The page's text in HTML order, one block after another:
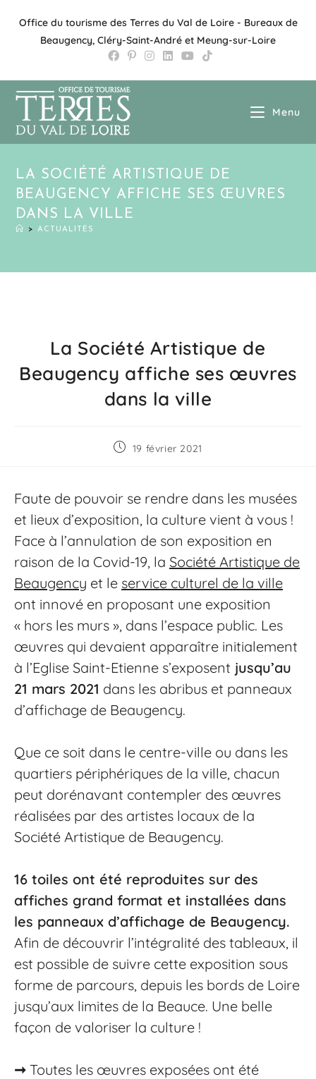
Office du tourisme des Terres du Val de Loire - Bureaux de
Beaugency, Cléry-Saint-André et Meung-sur-Loire
Menu
LA SOCIÉTÉ ARTISTIQUE DE
BEAUGENCY AFFICHE SES ŒUVRES
DANS LA VILLE
> ACTUALITÉS
La Société Artistique de
Beaugency affiche ses œuvres
dans la ville
19 février 2021
Faute de pouvoir se rendre dans les musées
et lieux d’exposition, la culture vient à vous !
Face à l’annulation de son exposition en
raison de la Covid-19, la Société Artistique de
Beaugency et le service culturel de la ville
ont innové en proposant une exposition
« hors les murs », dans l’espace public. Les
œuvres qui devaient apparaître initialement
à l’Eglise Saint-Etienne s’exposent jusqu’au
21 mars 2021 dans les abribus et panneaux
d’affichage de Beaugency.
Que ce soit dans le centre-ville ou dans les
quartiers périphériques de la ville, chacun
peut dorénavant contempler des œuvres
réalisées par des artistes locaux de la
Société Artistique de Beaugency.
16 toiles ont été reproduites sur des
affiches grand format et installées dans
les panneaux d’affichage de Beaugency.
Afin de découvrir l’intégralité des tableaux, il
est possible de suivre cette exposition sous
forme de parcours, depuis les bords de Loire
jusqu’aux limites de la Beauce. Une belle
façon de valoriser la culture !
➞ Toutes les œuvres exposées ont été